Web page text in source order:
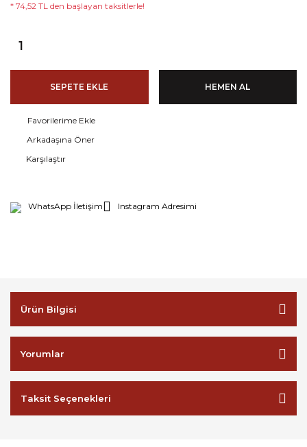
* 74,52 TL den başlayan taksitlerle!
SEPETE EKLE HEMEN AL
Arkadaşına Öner
Karşılaştır
WhatsApp İletişim Instagram Adresimi
Ürün Bilgisi
Yorumlar
Taksit Seçenekleri